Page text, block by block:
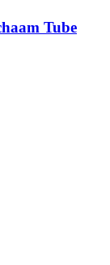
Tube